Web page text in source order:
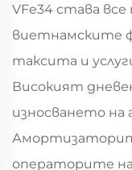
VFe34 става
виетнамските
таксита и
Високият
износването
операторите